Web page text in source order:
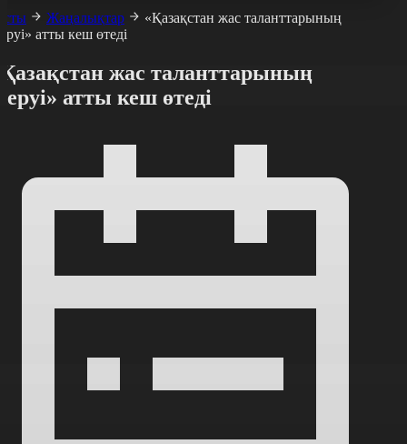
Жаңалықтар
«Қазақстан жас таланттарының
атты кеш өтеді
жас таланттарының
атты кеш өтеді